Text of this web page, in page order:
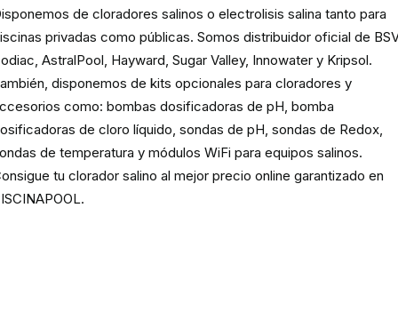
de cloradores salinos o electrolisis salina tanto para
privadas como públicas. Somos distribuidor oficial de
AstralPool, Hayward, Sugar Valley, Innowater y Kripsol.
disponemos de kits opcionales para cloradores y
como: bombas dosificadoras de pH, bomba
de cloro líquido, sondas de pH, sondas de Redox,
de temperatura y módulos WiFi para equipos salinos.
tu clorador salino al mejor precio online garantizado en